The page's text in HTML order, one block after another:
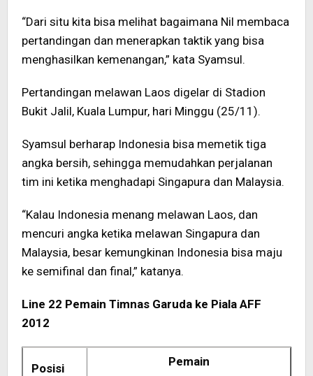
“Dari situ kita bisa melihat bagaimana Nil membaca
pertandingan dan menerapkan taktik yang bisa
menghasilkan kemenangan,” kata Syamsul.
Pertandingan melawan Laos digelar di Stadion
Bukit Jalil, Kuala Lumpur, hari Minggu (25/11).
Syamsul berharap Indonesia bisa memetik tiga
angka bersih, sehingga memudahkan perjalanan
tim ini ketika menghadapi Singapura dan Malaysia.
“Kalau Indonesia menang melawan Laos, dan
mencuri angka ketika melawan Singapura dan
Malaysia, besar kemungkinan Indonesia bisa maju
ke semifinal dan final,” katanya.
Line 22 Pemain Timnas Garuda ke Piala AFF
2012
Posisi Pemain